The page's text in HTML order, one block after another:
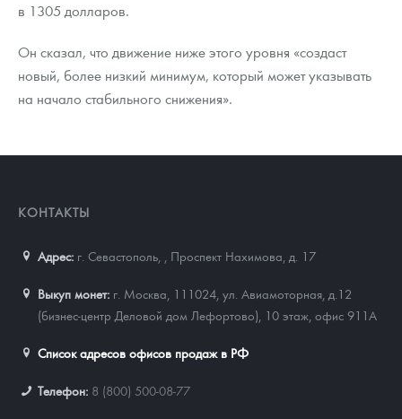
в 1305 долларов.
Он сказал, что движение ниже этого уровня «создаст
новый, более низкий минимум, который может указывать
на начало стабильного снижения».
КОНТАКТЫ
Адрес: г. Севастополь, Проспект Нахимова, д. 17
Выкуп монет: г. Москва, 111024, ул. Авиамоторная, д.12
(бизнес-центр Деловой дом Лефортово), 10 этаж, офис 911А
Список адресов офисов продаж в РФ
Телефон: 8 (800) 500-08-77